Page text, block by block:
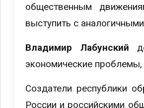
общественным
выступить с
Владимир Лабунский
экономические
Создатели республики
России и российскими